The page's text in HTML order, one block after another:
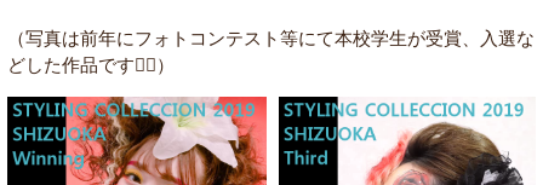
（写真は前年にフォトコンテスト等にて本校学生が受賞、入選な
どした作品です💁‍♀️）